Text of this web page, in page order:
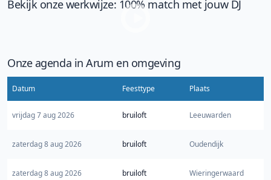
Bekijk onze werkwijze: 100% match met jouw DJ
Onze agenda in Arum en omgeving
Datum Feesttype Plaats
vrijdag 7 aug 2026 bruiloft Leeuwarden
zaterdag 8 aug 2026 bruiloft Oudendijk
zaterdag 8 aug 2026 bruiloft Wieringerwaard